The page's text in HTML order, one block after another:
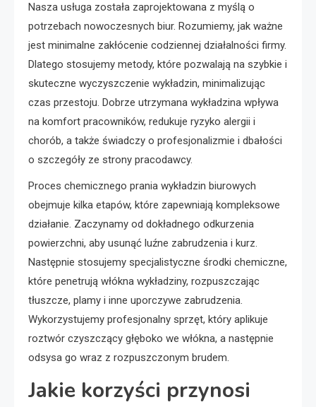
Nasza usługa została zaprojektowana z myślą o
potrzebach nowoczesnych biur. Rozumiemy, jak ważne
jest minimalne zakłócenie codziennej działalności firmy.
Dlatego stosujemy metody, które pozwalają na szybkie i
skuteczne wyczyszczenie wykładzin, minimalizując
czas przestoju. Dobrze utrzymana wykładzina wpływa
na komfort pracowników, redukuje ryzyko alergii i
chorób, a także świadczy o profesjonalizmie i dbałości
o szczegóły ze strony pracodawcy.
Proces chemicznego prania wykładzin biurowych
obejmuje kilka etapów, które zapewniają kompleksowe
działanie. Zaczynamy od dokładnego odkurzenia
powierzchni, aby usunąć luźne zabrudzenia i kurz.
Następnie stosujemy specjalistyczne środki chemiczne,
które penetrują włókna wykładziny, rozpuszczając
tłuszcze, plamy i inne uporczywe zabrudzenia.
Wykorzystujemy profesjonalny sprzęt, który aplikuje
roztwór czyszczący głęboko we włókna, a następnie
odsysa go wraz z rozpuszczonym brudem.
Jakie korzyści przynosi